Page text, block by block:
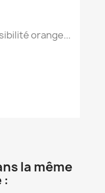
orange...
la même
: